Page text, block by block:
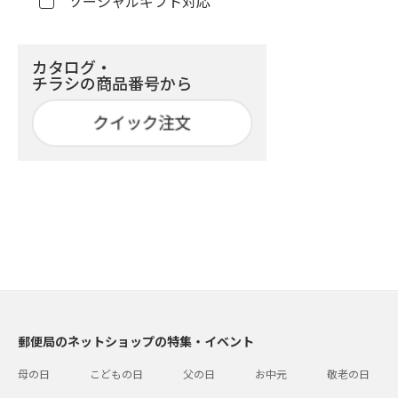
カタログ・
チラシの商品番号から
郵便局のネットショップの特集・イベント
母の日 こどもの日 父の日 お中元 敬老の日